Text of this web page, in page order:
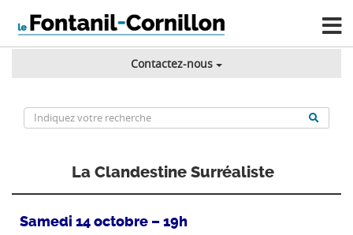
Contactez-nous
La Clandestine Surréaliste
Samedi 14 octobre – 19h